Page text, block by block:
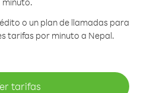
o un plan de llamadas para
tarifas por minuto a Nepal.
tarifas